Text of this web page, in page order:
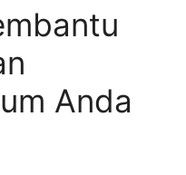
Anda